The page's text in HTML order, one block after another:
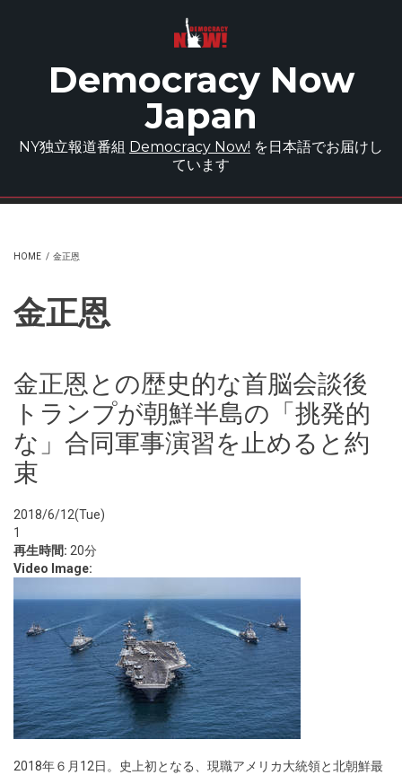
Democracy Now
Japan
NY独立報道番組 Democracy Now! を日本語でお届けし
ています
HOME / 金正恩
金正恩
金正恩との歴史的な首脳会談後
トランプが朝鮮半島の「挑発的
な」合同軍事演習を止めると約
束
2018/6/12(Tue)
1
再生時間: 20分
Video Image:
2018年６月12日。史上初となる、現職アメリカ大統領と北朝鮮最